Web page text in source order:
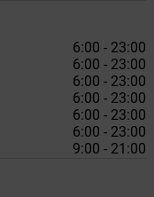
6:00 - 23:00
6:00 - 23:00
6:00 - 23:00
6:00 - 23:00
6:00 - 23:00
6:00 - 23:00
9:00 - 21:00